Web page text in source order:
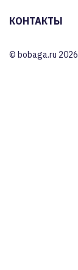
КОНТАКТЫ
© bobaga.ru 2026